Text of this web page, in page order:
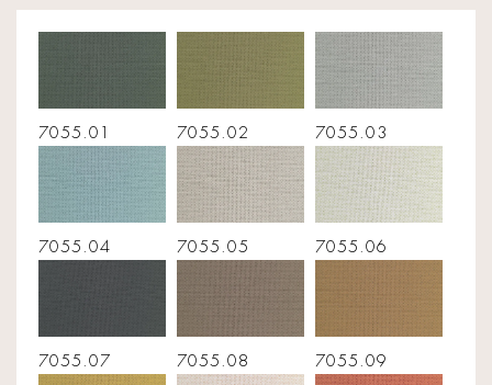
7055.01 7055.02 7055.03
7055.04 7055.05 7055.06
7055.07 7055.08 7055.09